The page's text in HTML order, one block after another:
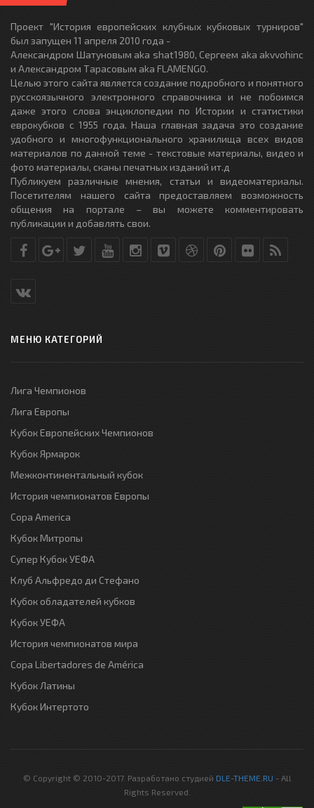
Проект "История европейских клубных кубковых турниров"
был запущен 11 апреля 2010 года -
Александром Шатуновым aka shat1980, Сергеем aka akvvohinc
и Александром Тарасовым aka FLAMENGO.
Целью этого сайта является создание подробного и понятного
русскоязычного электронного справочника и не побоимся
даже этого слова энциклопедии по Истории и статистики
еврокубков с 1955 года. Наша главная задача это создание
удобного и многофункционального хранилища всех видов
материалов по данной теме - текстовые материалы, видео и
фото материалы, сканы печатных изданий ит.д
Публикуем различные мнения, статьи и видеоматериалы.
Посетителям нашего сайта предоставляем возможность
общения на портале – вы можете комментировать
публикации и добавлять свои.
МЕНЮ КАТЕГОРИЙ
Лига Чемпионов
Лига Европы
Кубок Европейских Чемпионов
Кубок Ярмарок
Межконтинентальный кубок
История чемпионатов Европы
Copa America
Кубок Митропы
Супер Кубок УЕФА
Клуб Альфредо ди Стефано
Кубок обладателей кубков
Кубок УЕФА
История чемпионатов мира
Copa Libertadores de América
Кубок Латины
Кубок Интертото
© Copyright © 2010-2017. Разработано студией DLE-THEME.RU - All
Rights Reserved.